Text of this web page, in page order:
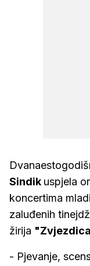
Sindik uspjela
koncertima
zaluđenih
žirija
- Pjevanje,